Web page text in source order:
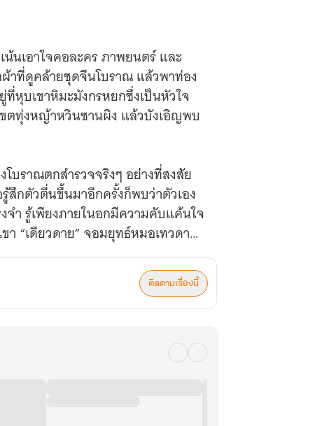
นเอาใจคอละคร ภาพยนตร์ และ
าที่ดูคล้ายชุดจีนโบราณ แล้วพาท่อง
หุบเขาหิมะมังกรหยกซึ่งเป็นหัวใจ
ตทุ่งหญ้าหวินซานผิง แล้วบังเอิญพบ
บราณตกสำรวจจริงๆ อย่างที่สงสัย
กตัวตื่นขึ้นมาอีกครั้งก็พบว่าตัวเอง
จำ รู้เพียงภายในอกมีความคับแค้นใจ
“เดียวดาย” จอมยุทธ์หมอเทวดาที่
าเยียวยา
ลับเผลอกลืนยาพิษร้ายแรงของท่าน
อคำนับอาจารย์จึงเริ่มขึ้น ท้ายที่สุด
ะสางเรื่องใด” ทีแรก ปอจูคิดว่าชีวิต
ขึ้นมาก็มีท่านจอมยุทธ์หน้าหล่อหุ่นแซ่
ติดตามเรื่องนี้